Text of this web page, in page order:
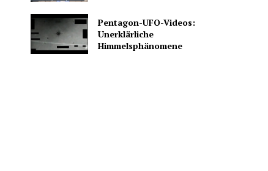
Pentagon-UFO-Videos:
Unerklärliche
Himmelsphänomene